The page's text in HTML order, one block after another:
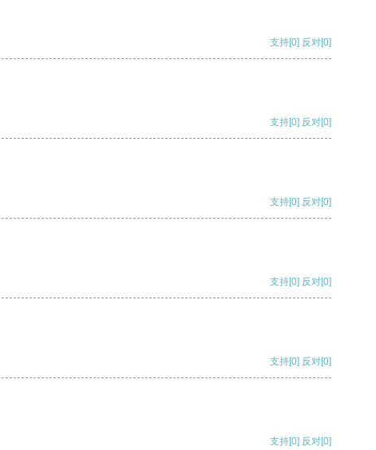
支持[0] 反对[0]
支持[0] 反对[0]
支持[0] 反对[0]
支持[0] 反对[0]
支持[0] 反对[0]
支持[0] 反对[0]